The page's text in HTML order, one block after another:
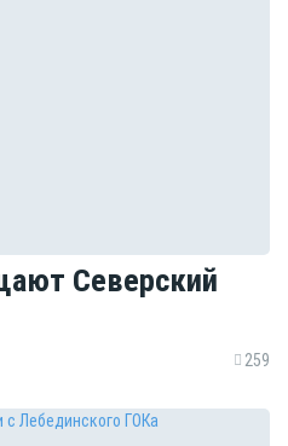
Северский
259